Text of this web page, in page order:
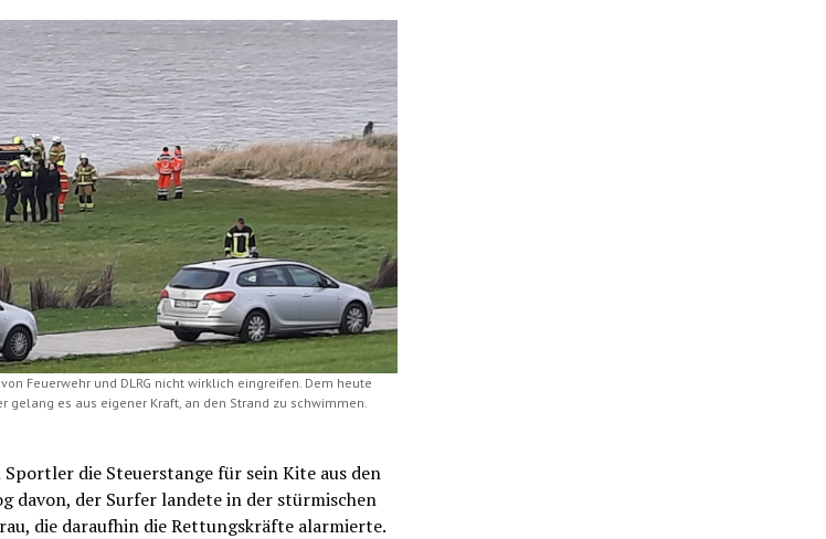
Feuerwehr und DLRG nicht wirklich eingreifen. Dem heute
gelang es aus eigener Kraft, an den Strand zu schwimmen.
die Steuerstange für sein Kite aus den
davon, der Surfer landete in der stürmischen
die daraufhin die Rettungskräfte alarmierte.